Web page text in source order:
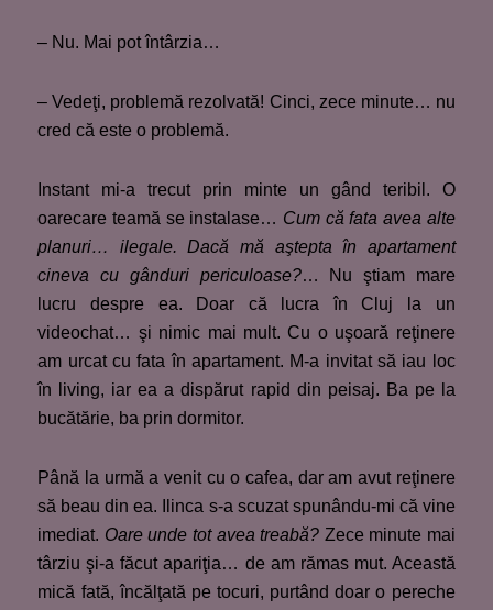
– Nu. Mai pot întârzia…
– Vedeţi, problemă rezolvată! Cinci, zece minute… nu
cred că este o problemă.
Instant mi-a trecut prin minte un gând teribil. O
oarecare teamă se instalase… Cum că fata avea alte
planuri… ilegale. Dacă mă aştepta în apartament
cineva cu gânduri periculoase?… Nu ştiam mare
lucru despre ea. Doar că lucra în Cluj la un
videochat… şi nimic mai mult. Cu o uşoară reţinere
am urcat cu fata în apartament. M-a invitat să iau loc
în living, iar ea a dispărut rapid din peisaj. Ba pe la
bucătărie, ba prin dormitor.
Până la urmă a venit cu o cafea, dar am avut reţinere
să beau din ea. Ilinca s-a scuzat spunându-mi că vine
imediat. Oare unde tot avea treabă? Zece minute mai
târziu şi-a făcut apariţia… de am rămas mut. Această
mică fată, încălţată pe tocuri, purtând doar o pereche